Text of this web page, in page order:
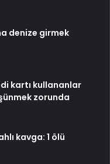
denize girmek
kartı kullananlar
zorunda
kavga: 1 ölü